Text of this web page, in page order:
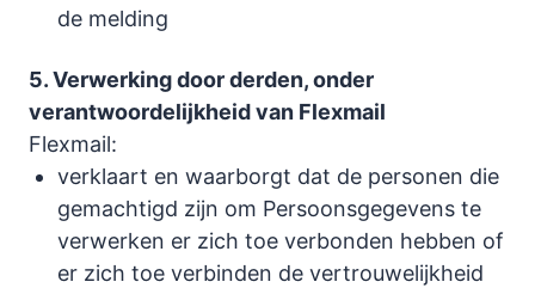
de melding
5. Verwerking door derden, onder
verantwoordelijkheid van Flexmail
Flexmail:
verklaart en waarborgt dat de personen die
gemachtigd zijn om Persoonsgegevens te
verwerken er zich toe verbonden hebben of
er zich toe verbinden de vertrouwelijkheid